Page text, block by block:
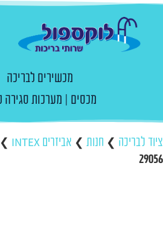
מכשירים לבריכה
מכסים | מערכות סגירה
ציוד לבריכה ❯ חנות ❯ אביזרים INTEX ❯
29056